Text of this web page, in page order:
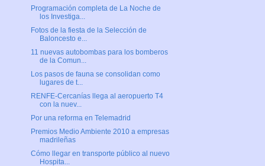
Programación completa de La Noche de
los Investiga...
Fotos de la fiesta de la Selección de
Baloncesto e...
11 nuevas autobombas para los bomberos
de la Comun...
Los pasos de fauna se consolidan como
lugares de t...
RENFE-Cercanías llega al aeropuerto T4
con la nuev...
Por una reforma en Telemadrid
Premios Medio Ambiente 2010 a empresas
madrileñas
Cómo llegar en transporte público al nuevo
Hospita...